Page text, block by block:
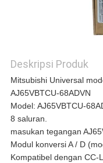
SITEMAP
KEBIJAKAN
PRIVASI
Deskripsi Produk
Mitsubishi Universal
AJ65VBTCU-68ADVN
Model: AJ65VBTCU-
8 saluran.
masukan tegangan
Modul konversi A / D
Kompatibel dengan CC-